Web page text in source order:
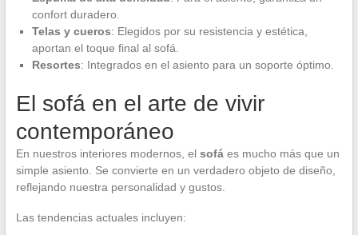
confort duradero.
Telas y cueros: Elegidos por su resistencia y estética,
aportan el toque final al sofá.
Resortes: Integrados en el asiento para un soporte óptimo.
El sofá en el arte de vivir
contemporáneo
En nuestros interiores modernos, el sofáes mucho más que un
simple asiento. Se convierte en un verdadero objeto de diseño,
reflejando nuestra personalidad y gustos.
Las tendencias actuales incluyen: